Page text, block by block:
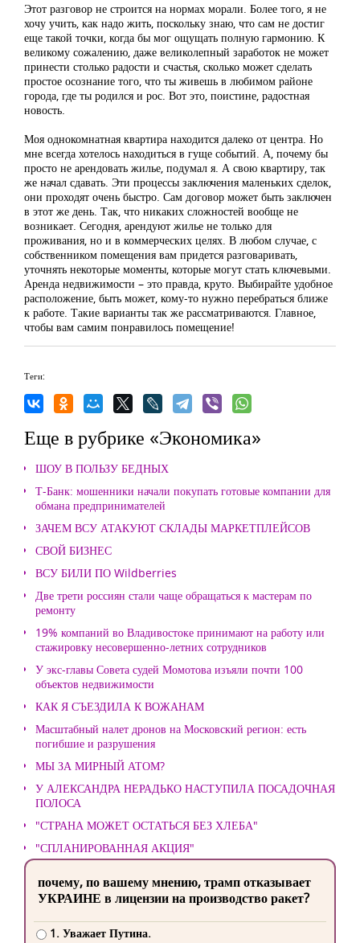
Этот разговор не строится на нормах морали. Более того, я не
хочу учить, как надо жить, поскольку знаю, что сам не достиг
еще такой точки, когда бы мог ощущать полную гармонию. К
великому сожалению, даже великолепный заработок не может
принести столько радости и счастья, сколько может сделать
простое осознание того, что ты живешь в любимом районе
города, где ты родился и рос. Вот это, поистине, радостная
новость.
Моя однокомнатная квартира находится далеко от центра. Но
мне всегда хотелось находиться в гуще событий. А, почему бы
просто не арендовать жилье, подумал я. А свою квартиру, так
же начал сдавать. Эти процессы заключения маленьких сделок,
они проходят очень быстро. Сам договор может быть заключен
в этот же день. Так, что никаких сложностей вообще не
возникает. Сегодня, арендуют жилье не только для
проживания, но и в коммерческих целях. В любом случае, с
собственником помещения вам придется разговаривать,
уточнять некоторые моменты, которые могут стать ключевыми.
Аренда недвижимости – это правда, круто. Выбирайте удобное
расположение, быть может, кому-то нужно перебраться ближе
к работе. Такие варианты так же рассматриваются. Главное,
чтобы вам самим понравилось помещение!
Теги:
Еще в рубрике «Экономика»
ШОУ В ПОЛЬЗУ БЕДНЫХ
Т-Банк: мошенники начали покупать готовые компании для
обмана предпринимателей
ЗАЧЕМ ВСУ АТАКУЮТ СКЛАДЫ МАРКЕТПЛЕЙСОВ
СВОЙ БИЗНЕС
ВСУ БИЛИ ПО Wildberries
Две трети россиян стали чаще обращаться к мастерам по
ремонту
19% компаний во Владивостоке принимают на работу или
стажировку несовершенно-летних сотрудников
У экс-главы Совета судей Момотова изъяли почти 100
объектов недвижимости
КАК Я СЪЕЗДИЛА К ВОЖАНАМ
Масштабный налет дронов на Московский регион: есть
погибшие и разрушения
МЫ ЗА МИРНЫЙ АТОМ?
У АЛЕКСАНДРА НЕРАДЬКО НАСТУПИЛА ПОСАДОЧНАЯ
ПОЛОСА
"СТРАНА МОЖЕТ ОСТАТЬСЯ БЕЗ ХЛЕБА"
"СПЛАНИРОВАННАЯ АКЦИЯ"
почему, по вашему мнению, трамп отказывает
УКРАИНЕ в лицензии на производство ракет?
1. Уважает Путина.